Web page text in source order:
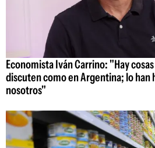
Economista Iván Carrino: "Hay
discuten como en Argentina; lo han
nosotros"